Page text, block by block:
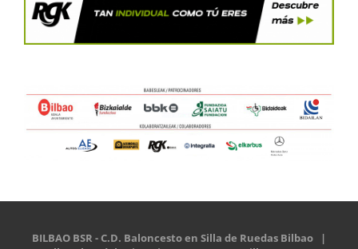
BILBAO BSR - C.D. Baloncesto en Silla de Ruedas Bilbao |